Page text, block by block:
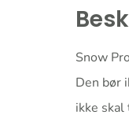
Snow
Den bør
ikke skal